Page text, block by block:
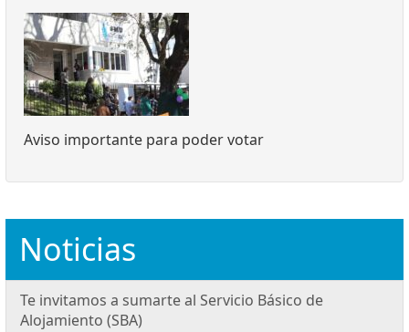
Aviso importante para poder votar
Noticias
Te invitamos a sumarte al Servicio Básico de
Alojamiento (SBA)